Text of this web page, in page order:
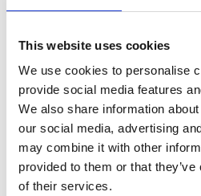
This website uses cookies
We use cookies to personalise
provide social media features
We also share information
our social media, advertising
may combine it with other
provided to them or that
of their services.
Vi anbefaler, at du
dine egne
opfordrer dig også
lydanlægget, som
dialog med de
der benytter
Venligst book din plads som
Mere
Titel
Åbent studie
Type
Træning
Dato